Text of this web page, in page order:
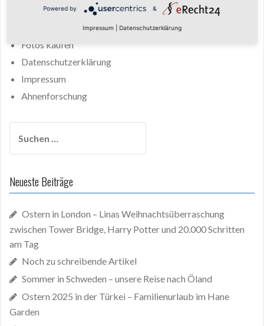
Startseite
Fotos kaufen
Datenschutzerklärung
Impressum
Ahnenforschung
nach:
Neueste Beiträge
Ostern in London – Linas Weihnachtsüberraschung
zwischen Tower Bridge, Harry Potter und 20.000 Schritten
am Tag
Noch zu schreibende Artikel
Sommer in Schweden – unsere Reise nach Öland
Ostern 2025 in der Türkei – Familienurlaub im Hane
Garden
Powered by &
Impressum Datenschutzerklärung